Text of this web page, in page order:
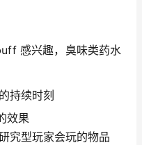
感兴趣，臭味类药水
持续时刻
效果
究型玩家会玩的物品